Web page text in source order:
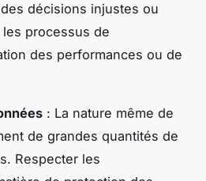
décisions injustes ou
processus de
des performances ou de
: La nature même de
de grandes quantités de
Respecter les